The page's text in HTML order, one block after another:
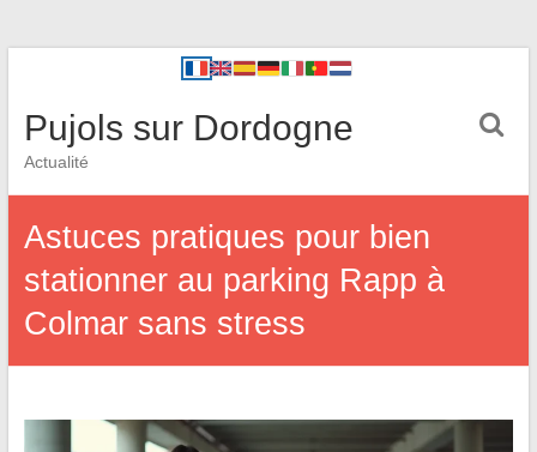
Pujols sur Dordogne
Actualité
Astuces pratiques pour bien
stationner au parking Rapp à
Colmar sans stress